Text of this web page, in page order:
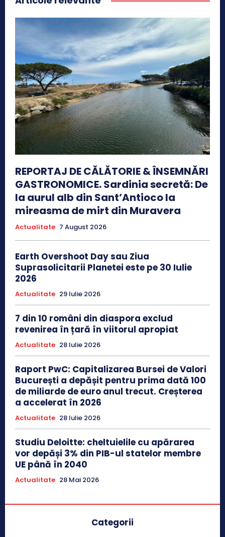
REPORTAJ DE CĂLĂTORIE & ÎNSEMNĂRI
GASTRONOMICE. Sardinia secretă: De
la aurul alb din Sant’Antioco la
mireasma de mirt din Muravera
Actualitate 7 August 2026
Earth Overshoot Day sau Ziua
Suprasolicitarii Planetei este pe 30 Iulie
2026
Actualitate 29 Iulie 2026
7 din 10 români din diaspora exclud
revenirea în țară în viitorul apropiat
Actualitate 28 Iulie 2026
Raport PwC: Capitalizarea Bursei de Valori
București a depășit pentru prima dată 100
de miliarde de euro anul trecut. Creșterea
a accelerat în 2026
Actualitate 28 Iulie 2026
Studiu Deloitte: cheltuielile cu apărarea
vor depăși 3% din PIB-ul statelor membre
UE până în 2040
Actualitate 28 Mai 2026
Categorii